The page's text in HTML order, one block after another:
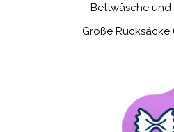
Bettwäsche und
Große Rucksäcke